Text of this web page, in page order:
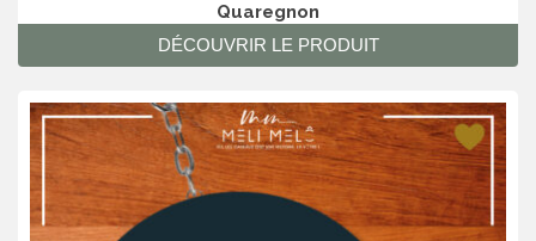
Quaregnon
DÉCOUVRIR LE PRODUIT